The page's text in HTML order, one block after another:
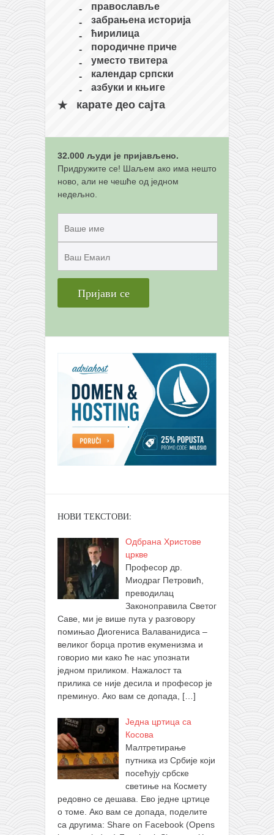
снимци наступа
галерија клуба
чланарина
бесплатна е-књига
термини тренинга
моја прича
моја прича
контакт
православље
забрањена историја
ћирилица
породичне приче
уместо твитера
календар српски
азбуки и књиге
карате део сајта
32.000 људи је пријављено.
Придружите се! Шаљем ако има нешто
ново, али не чешће од једном
недељно.
НОВИ ТЕКСТОВИ:
Одбрана Христове
цркве
Професор др.
Миодраг Петровић,
преводилац
Законоправила Светог
Саве, ми је више пута у разговору
помињао Диогениса Валаванидиса –
великог борца против екуменизма и
говорио ми како ће нас упознати
једном приликом. Нажалост та
прилика се није десила и професор је
преминуо. Ако вам се допада, […]
Једна цртица са
Косова
Малтретирање
путника из Србије који
посећују србске
светиње на Космету
редовно се дешава. Ево једне цртице
о томе. Ако вам се допада, поделите
са другима: Share on Facebook (Opens